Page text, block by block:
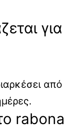
για
από
rabona